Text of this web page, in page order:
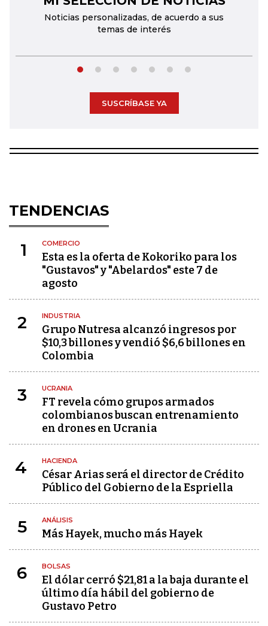
Noticias personalizadas, de acuerdo a sus
temas de interés
SUSCRÍBASE YA
TENDENCIAS
1 COMERCIO
Esta es la oferta de Kokoriko para los
"Gustavos" y "Abelardos" este 7 de
agosto
2 INDUSTRIA
Grupo Nutresa alcanzó ingresos por
$10,3 billones y vendió $6,6 billones en
Colombia
3 UCRANIA
FT revela cómo grupos armados
colombianos buscan entrenamiento
en drones en Ucrania
4 HACIENDA
César Arias será el director de Crédito
Público del Gobierno de la Espriella
5 ANÁLISIS
Más Hayek, mucho más Hayek
6 BOLSAS
El dólar cerró $21,81 a la baja durante el
último día hábil del gobierno de
Gustavo Petro